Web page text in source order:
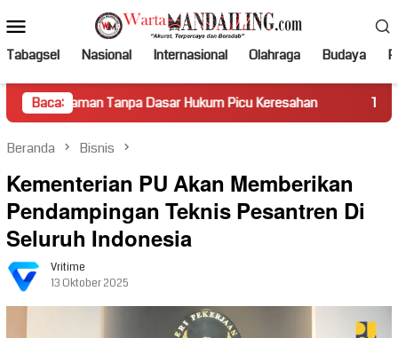
ke
kontenMobile
Tabagsel Nasional Internasional Olahraga Budaya
Baca:
Tanpa Dasar Hukum Picu Keresahan Truk Miring Hambat
Beranda Bisnis
Kementerian PU Akan Memberikan
Pendampingan Teknis Pesantren Di
Seluruh Indonesia
Vritime
13 Oktober 2025